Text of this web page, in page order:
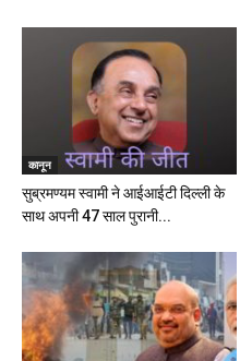
कानून
सुब्रमण्यम स्वामी ने आईआईटी दिल्ली के
साथ अपनी 47 साल पुरानी...